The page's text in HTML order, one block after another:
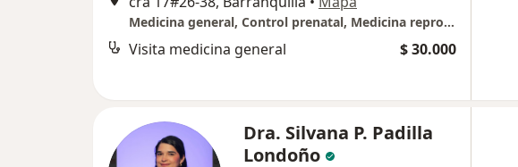
Medicina general, Control prenatal, Medicina reproductiva
Visita medicina general $ 30.000
Dra. Silvana P. Padilla
Londoño